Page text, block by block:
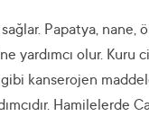
Papatya,
olur.
kanserojen
Hamilelerde